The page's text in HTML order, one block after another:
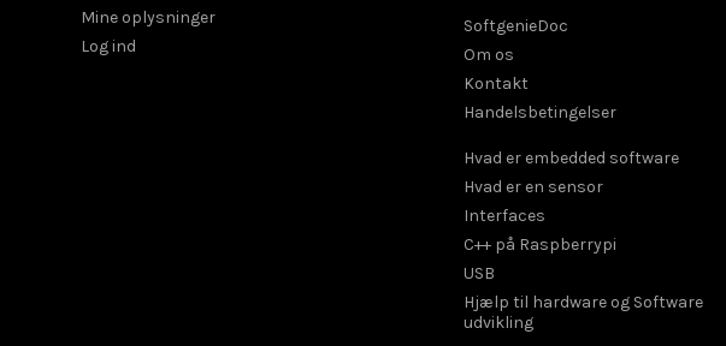
Mine oplysninger
Log ind
SoftgenieDoc
Om os
Kontakt
Handelsbetingelser
Hvad er embedded software
Hvad er en sensor
Interfaces
C++ på Raspberrypi
USB
Hjælp til hardware og Software
udvikling